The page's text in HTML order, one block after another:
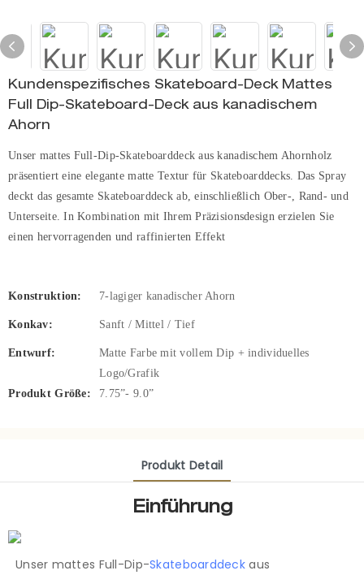
Kundenspezifisches Skateboard-Deck Mattes
Full Dip-Skateboard-Deck aus kanadischem
Ahorn
Unser mattes Full-Dip-Skateboarddeck aus kanadischem Ahornholz
präsentiert eine elegante matte Textur für Skateboarddecks. Das Spray
deckt das gesamte Skateboarddeck ab, einschließlich Ober-, Rand- und
Unterseite. In Kombination mit Ihrem Präzisionsdesign erzielen Sie
einen hervorragenden und raffinierten Effekt
Konstruktion: 7-lagiger kanadischer Ahorn
Konkav: Sanft / Mittel / Tief
Entwurf:
Matte Farbe mit vollem Dip + individuelles
Logo/Grafik
Produkt Größe:
7.75”- 9.0”
Produkt Detail
Einführung
Unser mattes Full-Dip-Skateboarddeck aus